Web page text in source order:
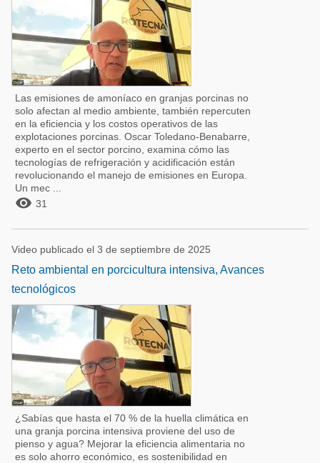
Las emisiones de amoníaco en granjas porcinas no
solo afectan al medio ambiente, también repercuten
en la eficiencia y los costos operativos de las
explotaciones porcinas. Oscar Toledano-Benabarre,
experto en el sector porcino, examina cómo las
tecnologías de refrigeración y acidificación están
revolucionando el manejo de emisiones en Europa.
Un mec ...
 31
Video publicado el 3 de septiembre de 2025
Reto ambiental en porcicultura intensiva, Avances
tecnológicos
¿Sabías que hasta el 70 % de la huella climática en
una granja porcina intensiva proviene del uso de
pienso y agua? Mejorar la eficiencia alimentaria no
es solo ahorro económico, es sostenibilidad en